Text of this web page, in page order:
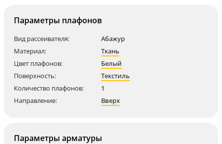
Параметры плафонов
Вид рассеивателя:
Абажур
Материал:
Ткань
Цвет плафонов:
Белый
Поверхность:
Текстиль
Количество плафонов:
1
Направление:
Вверх
Параметры арматуры